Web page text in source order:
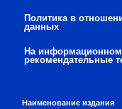
Политика в
данных
На информационном
рекомендательные
Наименование издания